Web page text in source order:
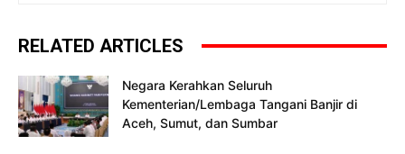
RELATED ARTICLES
Negara Kerahkan Seluruh
Kementerian/Lembaga Tangani Banjir di
Aceh, Sumut, dan Sumbar